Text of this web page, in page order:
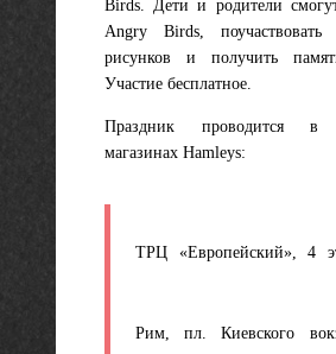
Birds. Дети и родители
Angry Birds, поучаствовать
рисунков и получить
Участие бесплатное.
Праздник проводится в
магазинах Hamleys:
ТРЦ «Европейский», 4
Рим, пл. Киевского